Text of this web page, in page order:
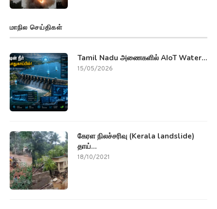
மாநில செய்திகள்
Tamil Nadu அணைகளில் AIoT Water...
15/05/2026
கேரள நிலச்சரிவு (Kerala landslide)
தாய்...
18/10/2021